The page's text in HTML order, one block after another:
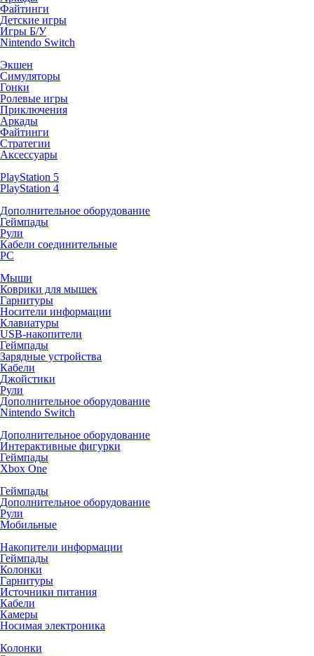
Файтинги
Детские игры
Игры Б/У
Nintendo Switch
Экшен
Симуляторы
Гонки
Ролевые игры
Приключения
Аркады
Файтинги
Стратегии
Аксессуары
PlayStation 5
PlayStation 4
Дополнительное оборудование
Геймпады
Рули
Кабели соединительные
PC
Мыши
Коврики для мышек
Гарнитуры
Носители информации
Клавиатуры
USB-накопители
Геймпады
Зарядные устройства
Кабели
Джойстики
Рули
Дополнительное оборудование
Nintendo Switch
Дополнительное оборудование
Интерактивные фигурки
Геймпады
Xbox One
Геймпады
Дополнительное оборудование
Рули
Мобильные
Накопители информации
Геймпады
Колонки
Гарнитуры
Источники питания
Кабели
Камеры
Носимая электроника
Колонки